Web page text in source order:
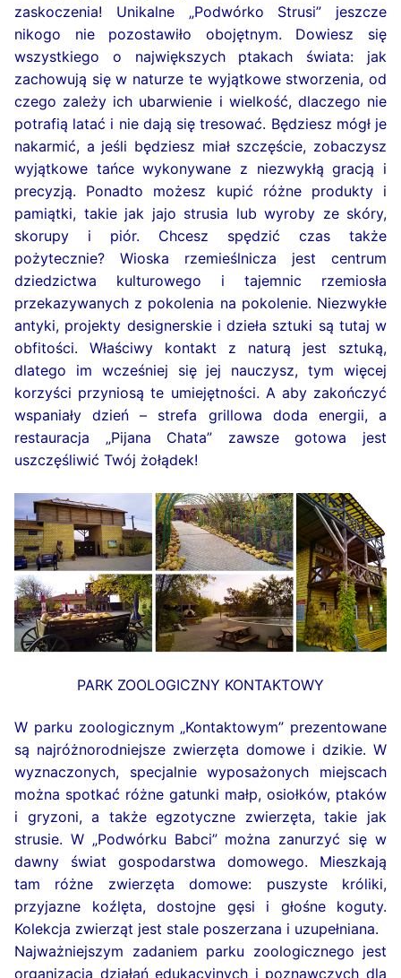
zaskoczenia! Unikalne „Podwórko Strusi” jeszcze
nikogo nie pozostawiło obojętnym. Dowiesz się
wszystkiego o największych ptakach świata: jak
zachowują się w naturze te wyjątkowe stworzenia, od
czego zależy ich ubarwienie i wielkość, dlaczego nie
potrafią latać i nie dają się tresować. Będziesz mógł je
nakarmić, a jeśli będziesz miał szczęście, zobaczysz
wyjątkowe tańce wykonywane z niezwykłą gracją i
precyzją. Ponadto możesz kupić różne produkty i
pamiątki, takie jak jajo strusia lub wyroby ze skóry,
skorupy i piór. Chcesz spędzić czas także
pożytecznie? Wioska rzemieślnicza jest centrum
dziedzictwa kulturowego i tajemnic rzemiosła
przekazywanych z pokolenia na pokolenie. Niezwykłe
antyki, projekty designerskie i dzieła sztuki są tutaj w
obfitości. Właściwy kontakt z naturą jest sztuką,
dlatego im wcześniej się jej nauczysz, tym więcej
korzyści przyniosą te umiejętności. A aby zakończyć
wspaniały dzień – strefa grillowa doda energii, a
restauracja „Pijana Chata” zawsze gotowa jest
uszczęśliwić Twój żołądek!
PARK ZOOLOGICZNY KONTAKTOWY
W parku zoologicznym „Kontaktowym” prezentowane
są najróżnorodniejsze zwierzęta domowe i dzikie. W
wyznaczonych, specjalnie wyposażonych miejscach
można spotkać różne gatunki małp, osiołków, ptaków
i gryzoni, a także egzotyczne zwierzęta, takie jak
strusie. W „Podwórku Babci” można zanurzyć się w
dawny świat gospodarstwa domowego. Mieszkają
tam różne zwierzęta domowe: puszyste króliki,
przyjazne koźlęta, dostojne gęsi i głośne koguty.
Kolekcja zwierząt jest stale poszerzana i uzupełniana.
Najważniejszym zadaniem parku zoologicznego jest
organizacja działań edukacyjnych i poznawczych dla